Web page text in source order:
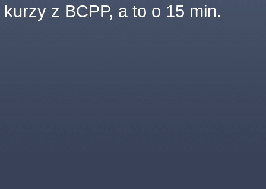
kurzy z BCPP, a to o 15 min.